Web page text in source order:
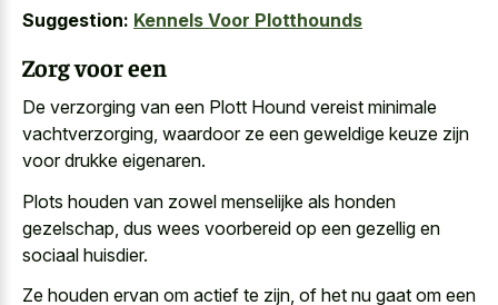
Suggestion: Kennels Voor Plotthounds
Zorg voor een
De verzorging van een Plott Hound vereist minimale
vachtverzorging, waardoor ze een geweldige keuze zijn
voor drukke eigenaren.
Plots houden van zowel menselijke als honden
gezelschap, dus wees voorbereid op een gezellig en
sociaal huisdier.
Ze houden ervan om actief te zijn, of het nu gaat om een